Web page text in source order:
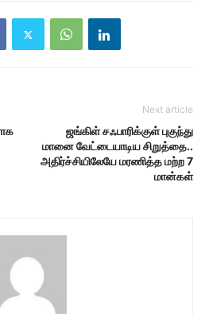
Next article
ஜங்கிள் சஃபாரிக்குள் புகுந்து
மானை வேட்டையாடிய சிறுத்தை..
அதிர்ச்சியிலேயே மரணித்த மற்ற 7
மான்கள்